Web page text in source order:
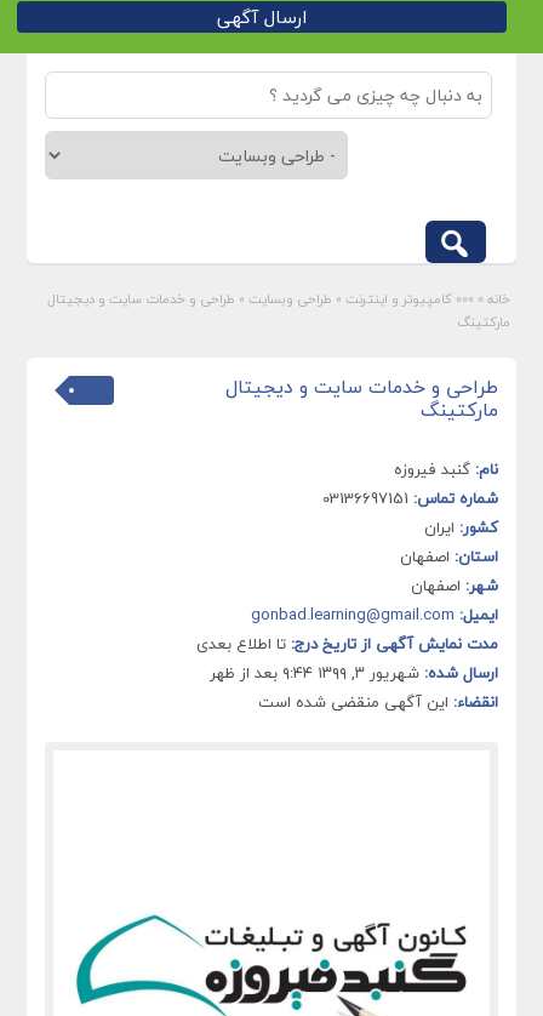
ارسال آگهی
خانه » »»» کامپیوتر و اینترنت » طراحی وبسایت » طراحی و خدمات سایت و دیجیتال
مارکتینگ
طراحی و خدمات سایت و دیجیتال
مارکتینگ
نام: گنبد فیروزه
شماره تماس:
کشور: ایران
استان: اصفهان
شهر: اصفهان
ایمیل: gonbad.learning@gmail.com
مدت نمایش آگهی از تاریخ درج: تا اطلاع بعدی
ارسال شده: شهریور ۳, ۱۳۹۹ ۹:۴۴ بعد از ظهر
انقضاء: این آگهی منقضی شده است